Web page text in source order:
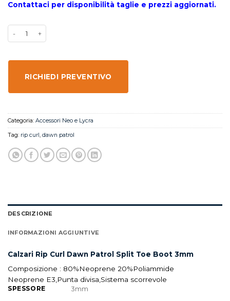
Contattaci per disponibilità taglie e prezzi aggiornati.
RICHIEDI PREVENTIVO
Categoria: Accessori Neo e Lycra
Tag: rip curl, dawn patrol
DESCRIZIONE
INFORMAZIONI AGGIUNTIVE
Calzari Rip Curl Dawn Patrol Split Toe Boot 3mm
Composizione : 80%Neoprene 20%Poliammide
Neoprene E3,Punta divisa,Sistema scorrevole
SPESSORE 3mm